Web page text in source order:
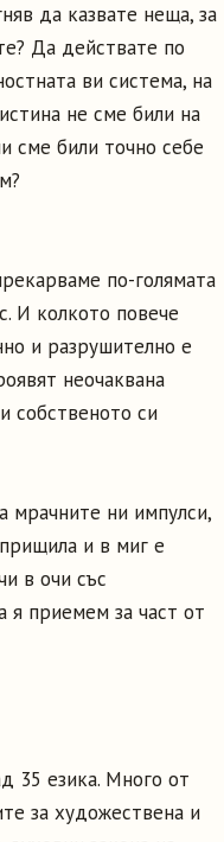
да казвате неща, за
Да действате по
ви система, на
не сме били на
сме били точно себе
по-голямата
И колкото повече
и разрушително е
неочаквана
собственото си
мрачните ни импулси,
и в миг е
в очи със
я приемем за част от
35 езика. Много от
за художествена и